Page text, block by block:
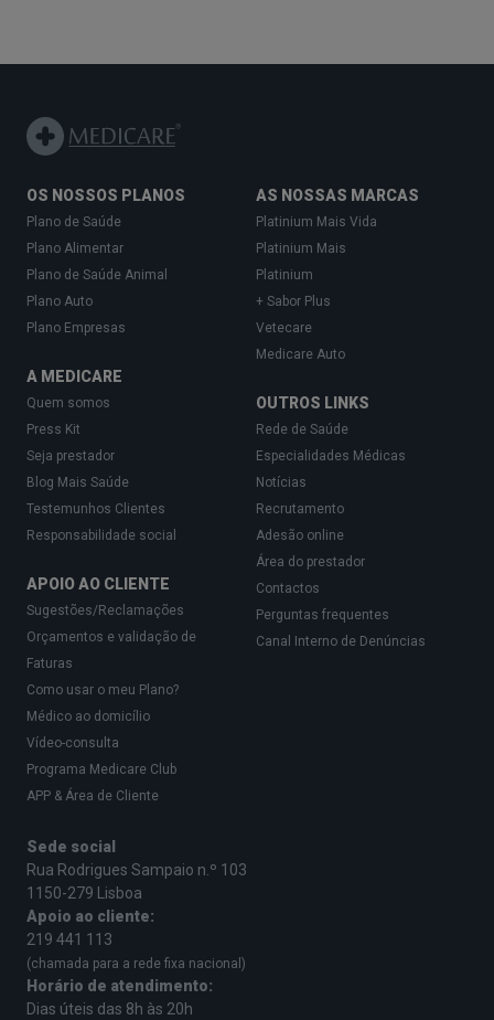
OS NOSSOS PLANOS
Plano de Saúde
Plano Alimentar
Plano de Saúde Animal
Plano Auto
Plano Empresas
A MEDICARE
Quem somos
Press Kit
Seja prestador
Blog Mais Saúde
Testemunhos Clientes
Responsabilidade social
APOIO AO CLIENTE
Sugestões/Reclamações
Orçamentos e validação de
Faturas
Como usar o meu Plano?
Médico ao domicílio
Vídeo-consulta
Programa Medicare Club
APP & Área de Cliente
AS NOSSAS MARCAS
Platinium Mais Vida
Platinium Mais
Platinium
+ Sabor Plus
Vetecare
Medicare Auto
OUTROS LINKS
Rede de Saúde
Especialidades Médicas
Notícias
Recrutamento
Adesão online
Área do prestador
Contactos
Perguntas frequentes
Canal Interno de Denúncias
Sede social
Rua Rodrigues Sampaio n.º 103
1150-279 Lisboa
Apoio ao cliente:
219 441 113
(chamada para a rede fixa nacional)
Horário de atendimento:
Dias úteis das 8h às 20h